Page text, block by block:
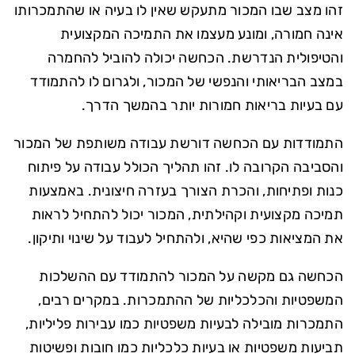
זהו מצב שבו המכור מתעקש שאין לו בעיה או שהתמכרותו
אינה חמורה, ומונע מעצמו את התמיכה המקצועית
והטיפולית הנדרשת. הכחשה יכולה להוביל להחמרה
במצב הבריאותי והנפשי של המכור, ולגרום לו להתמודד
עם בעיות בריאות חמורות יותר בהמשך הדרך.
התמודדות עם הכחשה דורשת עבודה משותפת של המכור
והסביבה הקרובה לו. זהו תהליך הכולל עבודה על פיתוח
כנות ופתיחות, והכרת הצורך בעזרה חיצונית. באמצעות
תמיכה מקצועית וקהילתית, המכור יכול להתחיל לראות
את המציאות כפי שהיא, ולהתחיל לעבוד על שינוי ותיקון.
הכחשה גם מקשה על המכור להתמודד עם ההשלכות
המשפטיות והכלכליות של ההתמכרות. במקרים רבים,
התמכרות מובילה לבעיות משפטיות כמו עבירות פליליות,
תביעות משפטיות או בעיות כלכליות כמו חובות ופשיטות